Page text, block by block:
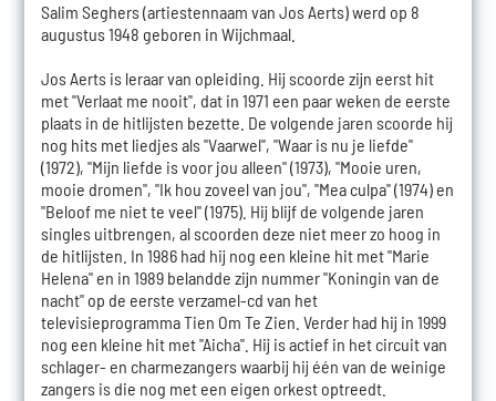
Salim Seghers (artiestennaam van Jos Aerts) werd op 8
augustus 1948 geboren in Wijchmaal.
Jos Aerts is leraar van opleiding. Hij scoorde zijn eerst hit
met "Verlaat me nooit", dat in 1971 een paar weken de eerste
plaats in de hitlijsten bezette. De volgende jaren scoorde hij
nog hits met liedjes als "Vaarwel", "Waar is nu je liefde"
(1972), "Mijn liefde is voor jou alleen" (1973), "Mooie uren,
mooie dromen", "Ik hou zoveel van jou", "Mea culpa" (1974) en
"Beloof me niet te veel" (1975). Hij blijf de volgende jaren
singles uitbrengen, al scoorden deze niet meer zo hoog in
de hitlijsten. In 1986 had hij nog een kleine hit met "Marie
Helena" en in 1989 belandde zijn nummer "Koningin van de
nacht" op de eerste verzamel-cd van het
televisieprogramma Tien Om Te Zien. Verder had hij in 1999
nog een kleine hit met "Aicha". Hij is actief in het circuit van
schlager- en charmezangers waarbij hij één van de weinige
zangers is die nog met een eigen orkest optreedt.